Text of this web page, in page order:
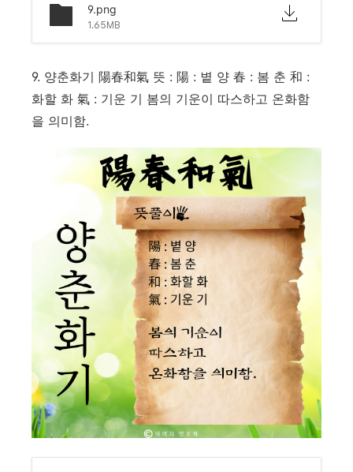
9.png
1.65MB
9. 양춘화기 陽春和氣 뜻 : 陽 : 볕 양 春 : 봄 춘 和 :
화할 화 氣 : 기운 기 봄의 기운이 따스하고 온화함
을 의미함.